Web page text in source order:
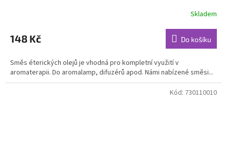
produktu
je
z
5
hvězdiček.
Skladem
148 Kč Do košíku
Směs éterických olejů je vhodná pro kompletní využití v
aromaterapii. Do aromalamp, difuzérů apod. Námi nabízené směsi...
Kód: 730110010